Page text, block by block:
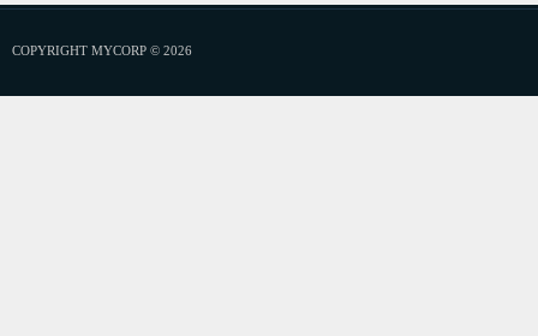
COPYRIGHT MYCORP © 2026